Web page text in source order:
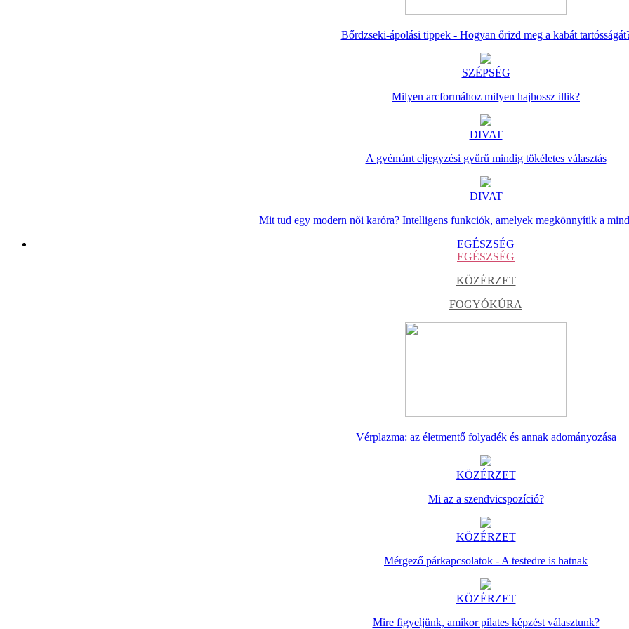
Bőrdzseki-ápolási tippek - Hogyan őrizd meg a kabát
SZÉPSÉG
Milyen arcformához milyen hajhossz illik?
DIVAT
A gyémánt eljegyzési gyűrű mindig tökéletes választás
DIVAT
Mit tud egy modern női karóra? Intelligens funkciók, amelyek megkönnyítik a
EGÉSZSÉG
EGÉSZSÉG
KÖZÉRZET
FOGYÓKÚRA
Vérplazma: az életmentő folyadék és annak adományozása
KÖZÉRZET
Mi az a szendvicspozíció?
KÖZÉRZET
Mérgező párkapcsolatok - A testedre is hatnak
KÖZÉRZET
Mire figyeljünk, amikor pilates képzést választunk?